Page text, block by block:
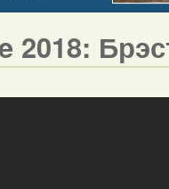
2018: